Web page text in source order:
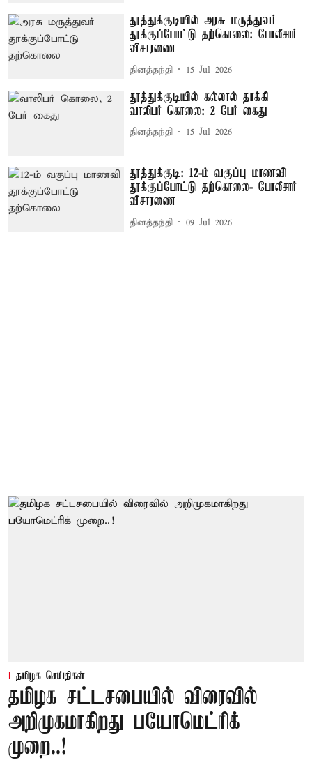
தூத்துக்குடியில் அரசு மருத்துவர்
தூக்குப்போட்டு தற்கொலை: போலீசார்
விசாரணை
தினத்தந்தி 15 Jul 2026
தூத்துக்குடியில் கல்லால் தாக்கி
வாலிபர் கொலை: 2 பேர் கைது
தினத்தந்தி 15 Jul 2026
தூத்துக்குடி: 12-ம் வகுப்பு மாணவி
தூக்குப்போட்டு தற்கொலை- போலீசார்
விசாரணை
தினத்தந்தி 09 Jul 2026
தமிழக செய்திகள்
தமிழக சட்டசபையில் விரைவில்
அறிமுகமாகிறது பயோமெட்ரிக்
முறை..!